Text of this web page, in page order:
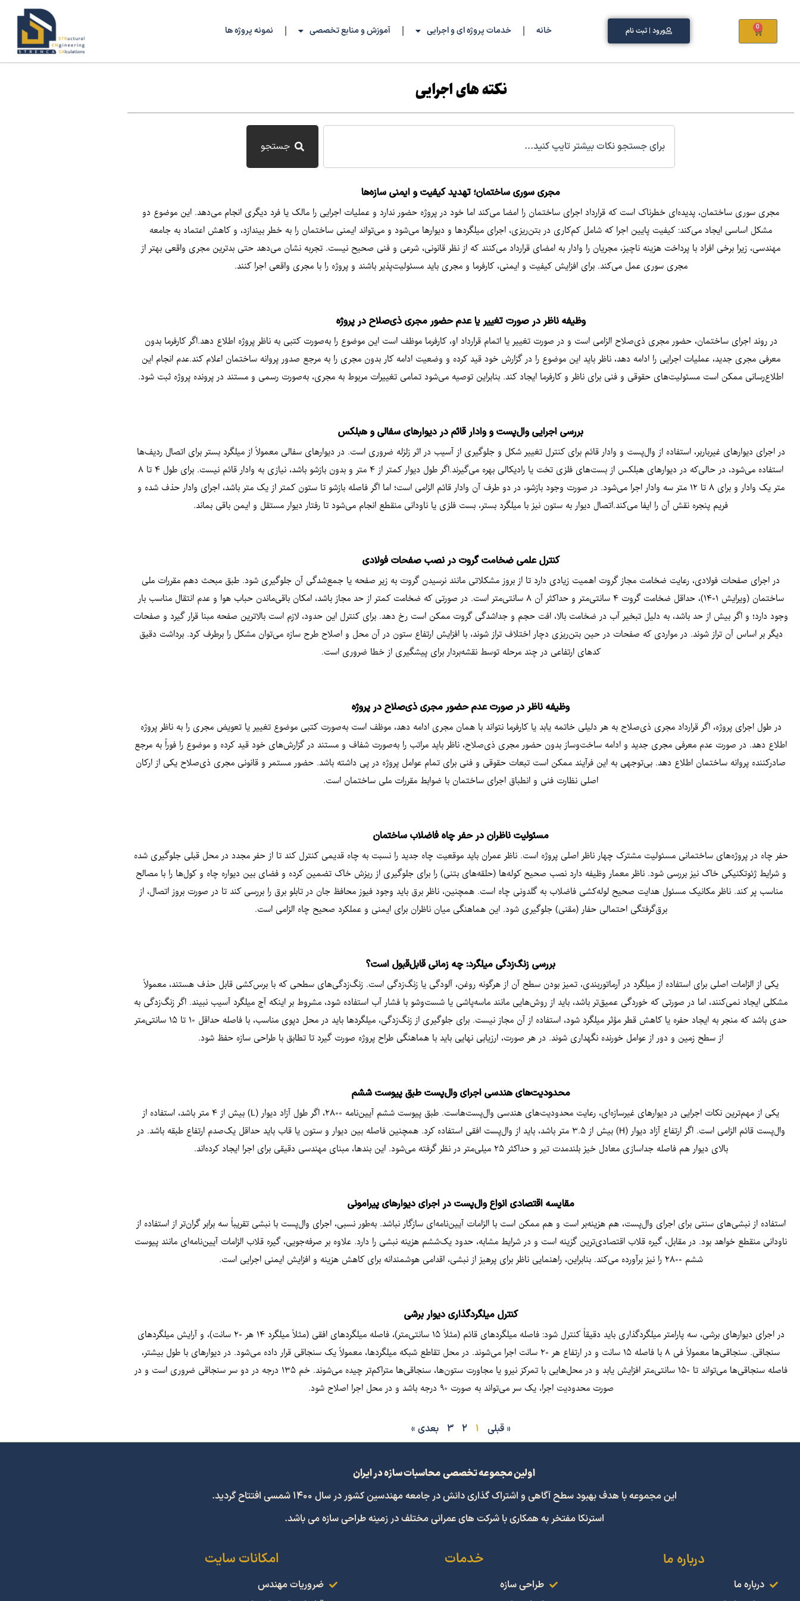
0 ورود | ثبت نام خانه خدمات پروژه ای و اجرایی آموزش و منابع تخصصی نمونه پروژه ها
نکته های اجرایی
جستجو
مجری سوری ساختمان؛ تهدید کیفیت و ایمنی سازه‌ها
مجری سوری ساختمان، پدیده‌ای خطرناک است که قرارداد اجرای ساختمان را امضا می‌کند اما خود در پروژه حضور ندارد و عملیات اجرایی را مالک یا فرد دیگری انجام می‌دهد. این موضوع دو
مشکل اساسی ایجاد می‌کند: کیفیت پایین اجرا که شامل کم‌کاری در بتن‌ریزی، اجرای میلگردها و دیوارها می‌شود و می‌تواند ایمنی ساختمان را به خطر بیندازد، و کاهش اعتماد به جامعه
مهندسی، زیرا برخی افراد با پرداخت هزینه ناچیز، مجریان را وادار به امضای قرارداد می‌کنند که از نظر قانونی، شرعی و فنی صحیح نیست. تجربه نشان می‌دهد حتی بدترین مجری واقعی بهتر از
مجری سوری عمل می‌کند. برای افزایش کیفیت و ایمنی، کارفرما و مجری باید مسئولیت‌پذیر باشند و پروژه را با مجری واقعی اجرا کنند.
وظیفه ناظر در صورت تغییر یا عدم حضور مجری ذی‌صلاح در پروژه
در روند اجرای ساختمان، حضور مجری ذی‌صلاح الزامی است و در صورت تغییر یا اتمام قرارداد او، کارفرما موظف است این موضوع را به‌صورت کتبی به ناظر پروژه اطلاع دهد.اگر کارفرما بدون
معرفی مجری جدید، عملیات اجرایی را ادامه دهد، ناظر باید این موضوع را در گزارش خود قید کرده و وضعیت ادامه کار بدون مجری را به مرجع صدور پروانه ساختمان اعلام کند.عدم انجام این
اطلاع‌رسانی ممکن است مسئولیت‌های حقوقی و فنی برای ناظر و کارفرما ایجاد کند. بنابراین توصیه می‌شود تمامی تغییرات مربوط به مجری، به‌صورت رسمی و مستند در پرونده پروژه ثبت شود.
بررسی اجرایی وال‌پست و وادار قائم در دیوارهای سفالی و هبلکس
در اجرای دیوارهای غیرباربر، استفاده از وال‌پست و وادار قائم برای کنترل تغییر شکل و جلوگیری از آسیب در اثر زلزله ضروری است. در دیوارهای سفالی معمولاً از میلگرد بستر برای اتصال ردیف‌ها
استفاده می‌شود، در حالی‌که در دیوارهای هبلکس از بست‌های فلزی تخت یا رادیکالی بهره می‌گیرند.اگر طول دیوار کمتر از ۴ متر و بدون بازشو باشد، نیازی به وادار قائم نیست. برای طول ۴ تا ۸
متر یک وادار و برای ۸ تا ۱۲ متر سه وادار اجرا می‌شود. در صورت وجود بازشو، در دو طرف آن وادار قائم الزامی است؛ اما اگر فاصله بازشو تا ستون کمتر از یک متر باشد، اجرای وادار حذف شده و
فریم پنجره نقش آن را ایفا می‌کند.اتصال دیوار به ستون نیز با میلگرد بستر، بست فلزی یا ناودانی منقطع انجام می‌شود تا رفتار دیوار مستقل و ایمن باقی بماند.
کنترل علمی ضخامت گروت در نصب صفحات فولادی
در اجرای صفحات فولادی، رعایت ضخامت مجاز گروت اهمیت زیادی دارد تا از بروز مشکلاتی مانند نرسیدن گروت به زیر صفحه یا جمع‌شدگی آن جلوگیری شود. طبق مبحث دهم مقررات ملی
ساختمان (ویرایش ۱۴۰۱)، حداقل ضخامت گروت ۴ سانتی‌متر و حداکثر آن ۸ سانتی‌متر است. در صورتی که ضخامت کمتر از حد مجاز باشد، امکان باقی‌ماندن حباب هوا و عدم انتقال مناسب بار
وجود دارد؛ و اگر بیش از حد باشد، به دلیل تبخیر آب در ضخامت بالا، افت حجم و جداشدگی گروت ممکن است رخ دهد. برای کنترل این حدود، لازم است بالاترین صفحه مبنا قرار گیرد و صفحات
دیگر بر اساس آن تراز شوند. در مواردی که صفحات در حین بتن‌ریزی دچار اختلاف تراز شوند، با افزایش ارتفاع ستون در آن محل و اصلاح طرح سازه می‌توان مشکل را برطرف کرد. برداشت دقیق
کدهای ارتفاعی در چند مرحله توسط نقشه‌بردار برای پیشگیری از خطا ضروری است.
وظیفه ناظر در صورت عدم حضور مجری ذی‌صلاح در پروژه
در طول اجرای پروژه، اگر قرارداد مجری ذی‌صلاح به هر دلیلی خاتمه یابد یا کارفرما نتواند با همان مجری ادامه دهد، موظف است به‌صورت کتبی موضوع تغییر یا تعویض مجری را به ناظر پروژه
اطلاع دهد. در صورت عدم معرفی مجری جدید و ادامه ساخت‌وساز بدون حضور مجری ذی‌صلاح، ناظر باید مراتب را به‌صورت شفاف و مستند در گزارش‌های خود قید کرده و موضوع را فوراً به مرجع
صادرکننده پروانه ساختمان اطلاع دهد. بی‌توجهی به این فرآیند ممکن است تبعات حقوقی و فنی برای تمام عوامل پروژه در پی داشته باشد. حضور مستمر و قانونی مجری ذی‌صلاح یکی از ارکان
اصلی نظارت فنی و انطباق اجرای ساختمان با ضوابط مقررات ملی ساختمان است.
مسئولیت ناظران در حفر چاه فاضلاب ساختمان
حفر چاه در پروژه‌های ساختمانی مسئولیت مشترک چهار ناظر اصلی پروژه است. ناظر عمران باید موقعیت چاه جدید را نسبت به چاه قدیمی کنترل کند تا از حفر مجدد در محل قبلی جلوگیری شده
و شرایط ژئوتکنیکی خاک نیز بررسی شود. ناظر معمار وظیفه دارد نصب صحیح کوله‌ها (حلقه‌های بتنی) را برای جلوگیری از ریزش خاک تضمین کرده و فضای بین دیواره چاه و کول‌ها را با مصالح
مناسب پر کند. ناظر مکانیک مسئول هدایت صحیح لوله‌کشی فاضلاب به گلدونی چاه است. همچنین، ناظر برق باید وجود فیوز محافظ جان در تابلو برق را بررسی کند تا در صورت بروز اتصال، از
برق‌گرفتگی احتمالی حفار (مقنی) جلوگیری شود. این هماهنگی میان ناظران برای ایمنی و عملکرد صحیح چاه الزامی است.
بررسی زنگ‌زدگی میلگرد: چه زمانی قابل‌قبول است؟
یکی از الزامات اصلی برای استفاده از میلگرد در آرماتوربندی، تمیز بودن سطح آن از هرگونه روغن، آلودگی یا زنگ‌زدگی است. زنگ‌زدگی‌های سطحی که با برس‌کشی قابل حذف هستند، معمولاً
مشکلی ایجاد نمی‌کنند، اما در صورتی که خوردگی عمیق‌تر باشد، باید از روش‌هایی مانند ماسه‌پاشی یا شست‌وشو با فشار آب استفاده شود، مشروط بر اینکه آج میلگرد آسیب نبیند. اگر زنگ‌زدگی به
حدی باشد که منجر به ایجاد حفره یا کاهش قطر مؤثر میلگرد شود، استفاده از آن مجاز نیست. برای جلوگیری از زنگ‌زدگی، میلگردها باید در محل دپوی مناسب، با فاصله حداقل ۱۰ تا ۱۵ سانتی‌متر
از سطح زمین و دور از عوامل خورنده نگهداری شوند. در هر صورت، ارزیابی نهایی باید با هماهنگی طراح پروژه صورت گیرد تا تطابق با طراحی سازه حفظ شود.
محدودیت‌های هندسی اجرای وال‌پست طبق پیوست ششم
یکی از مهم‌ترین نکات اجرایی در دیوارهای غیرسازه‌ای، رعایت محدودیت‌های هندسی وال‌پست‌هاست. طبق پیوست ششم آیین‌نامه ۲۸۰۰، اگر طول آزاد دیوار (L) بیش از ۴ متر باشد، استفاده از
وال‌پست قائم الزامی است. اگر ارتفاع آزاد دیوار (H) بیش از ۳.۵ متر باشد، باید از وال‌پست افقی استفاده کرد. همچنین فاصله بین دیوار و ستون یا قاب باید حداقل یک‌صدم ارتفاع طبقه باشد. در
بالای دیوار هم فاصله جداسازی معادل خیز بلندمدت تیر و حداکثر ۲۵ میلی‌متر در نظر گرفته می‌شود. این بندها، مبنای مهندسی دقیقی برای اجرا ایجاد کرده‌اند.
مقایسه اقتصادی انواع وال‌پست در اجرای دیوارهای پیرامونی
استفاده از نبشی‌های سنتی برای اجرای وال‌پست، هم هزینه‌بر است و هم ممکن است با الزامات آیین‌نامه‌ای سازگار نباشد. به‌طور نسبی، اجرای وال‌پست با نبشی تقریباً سه برابر گران‌تر از استفاده از
ناودانی منقطع خواهد بود. در مقابل، گیره قلاب اقتصادی‌ترین گزینه است و در شرایط مشابه، حدود یک‌ششم هزینه نبشی را دارد. علاوه بر صرفه‌جویی، گیره قلاب الزامات آیین‌نامه‌ای مانند پیوست
ششم ۲۸۰۰ را نیز برآورده می‌کند. بنابراین، راهنمایی ناظر برای پرهیز از نبشی، اقدامی هوشمندانه برای کاهش هزینه و افزایش ایمنی اجرایی است.
کنترل میلگردگذاری دیوار برشی
در اجرای دیوارهای برشی، سه پارامتر میلگردگذاری باید دقیقاً کنترل شود: فاصله میلگردهای قائم (مثلاً ۱۵ سانتی‌متر)، فاصله میلگردهای افقی (مثلاً میلگرد ۱۴ هر ۲۰ سانت)، و آرایش میلگردهای
سنجاقی. سنجاقی‌ها معمولاً فی ۸ با فاصله ۱۵ سانت و در ارتفاع هر ۲۰ سانت اجرا می‌شوند. در محل تقاطع شبکه میلگردها، معمولاً یک سنجاقی قرار داده می‌شود. در دیوارهای با طول بیشتر،
فاصله سنجاقی‌ها می‌تواند تا ۱۵۰ سانتی‌متر افزایش یابد و در محل‌هایی با تمرکز نیرو یا مجاورت ستون‌ها، سنجاقی‌ها متراکم‌تر چیده می‌شوند. خم ۱۳۵ درجه در دو سر سنجاقی ضروری است و در
صورت محدودیت اجرا، یک سر می‌تواند به صورت ۹۰ درجه باشد و در محل اجرا اصلاح شود.
« قبلی 1
2
3 بعدی »
اولین مجموعه تخصصی محاسبات سازه در ایران
این مجموعه با هدف بهبود سطح آگاهی و اشتراک گذاری دانش در جامعه مهندسین کشور در سال 1400 شمسی افتتاح گردید.
استرنکا مفتخر به همکاری با شرکت های عمرانی مختلف در زمینه طراحی سازه می باشد.
درباره ما
درباره ما
خدمات
طراحی سازه
امکانات سایت
ضروریات مهندس